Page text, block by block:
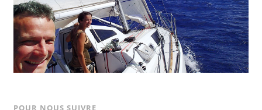
POUR NOUS SUIVRE